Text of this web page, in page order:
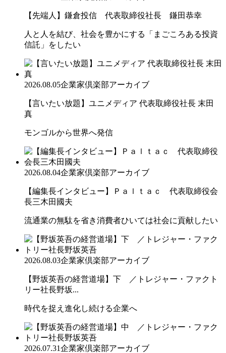
【先端人】鎌倉投信 代表取締役社長 鎌田恭幸
人と人を結び、社会を豊かにする「まごころある投資
信託」をしたい
2026.08.05企業家倶楽部アーカイブ
【言いたい放題】ユニメディア 代表取締役社長 末田
真
モンゴルから世界へ発信
2026.08.04企業家倶楽部アーカイブ
【編集長インタビュー】Ｐａｌｔａｃ 代表取締役会
長三木田國夫
流通業の無駄を省き消費者ひいては社会に貢献したい
2026.08.03企業家倶楽部アーカイブ
【野坂英吾の経営道場】下 ／トレジャー・ファクト
リー社長野坂...
時代を捉え進化し続ける企業へ
2026.07.31企業家倶楽部アーカイブ